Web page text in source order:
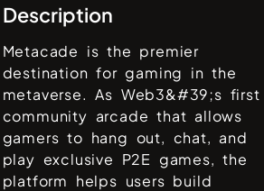
Description
Metacade is the premier
destination for gaming in the
metaverse. As Web3&#39;s first
community arcade that allows
gamers to hang out, chat, and
play exclusive P2E games, the
platform helps users build